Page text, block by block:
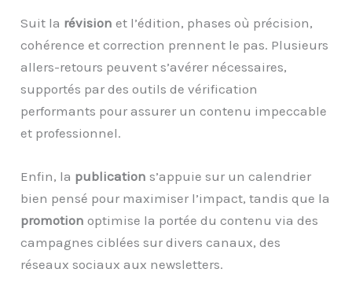
Suit la révision et l’édition, phases où précision,
cohérence et correction prennent le pas. Plusieurs
allers-retours peuvent s’avérer nécessaires,
supportés par des outils de vérification
performants pour assurer un contenu impeccable
et professionnel.
Enfin, la publication s’appuie sur un calendrier
bien pensé pour maximiser l’impact, tandis que la
promotion optimise la portée du contenu via des
campagnes ciblées sur divers canaux, des
réseaux sociaux aux newsletters.